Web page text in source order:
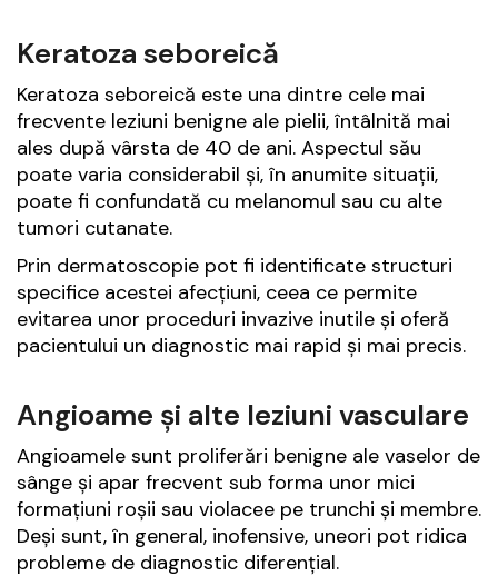
Keratoza seboreică
Keratoza seboreică este una dintre cele mai
frecvente leziuni benigne ale pielii, întâlnită mai
ales după vârsta de 40 de ani. Aspectul său
poate varia considerabil și, în anumite situații,
poate fi confundată cu melanomul sau cu alte
tumori cutanate.
Prin dermatoscopie pot fi identificate structuri
specifice acestei afecțiuni, ceea ce permite
evitarea unor proceduri invazive inutile și oferă
pacientului un diagnostic mai rapid și mai precis.
Angioame și alte leziuni vasculare
Angioamele sunt proliferări benigne ale vaselor de
sânge și apar frecvent sub forma unor mici
formațiuni roșii sau violacee pe trunchi și membre.
Deși sunt, în general, inofensive, uneori pot ridica
probleme de diagnostic diferențial.